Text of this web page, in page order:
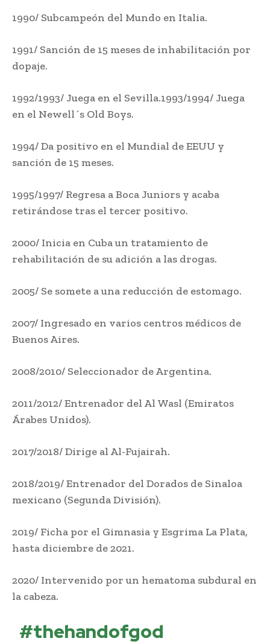
1990/ Subcampeón del Mundo en Italia.
1991/ Sanción de 15 meses de inhabilitación por
dopaje.
1992/1993/ Juega en el Sevilla.1993/1994/ Juega
en el Newell´s Old Boys.
1994/ Da positivo en el Mundial de EEUU y
sanción de 15 meses.
1995/1997/ Regresa a Boca Juniors y acaba
retirándose tras el tercer positivo.
2000/ Inicia en Cuba un tratamiento de
rehabilitación de su adición a las drogas.
2005/ Se somete a una reducción de estomago.
2007/ Ingresado en varios centros médicos de
Buenos Aires.
2008/2010/ Seleccionador de Argentina.
2011/2012/ Entrenador del Al Wasl (Emiratos
Árabes Unidos).
2017/2018/ Dirige al Al-Fujairah.
2018/2019/ Entrenador del Dorados de Sinaloa
mexicano (Segunda División).
2019/ Ficha por el Gimnasia y Esgrima La Plata,
hasta diciembre de 2021.
2020/ Intervenido por un hematoma subdural en
la cabeza.
#thehandofgod